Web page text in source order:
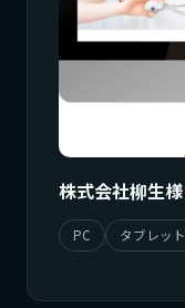
株式会社柳生様
PC タブレット